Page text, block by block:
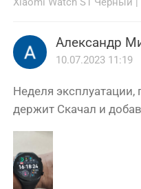
Александр
10.07.2023 11:19
Неделя
держит Скачал и